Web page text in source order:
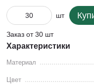
шт
Заказ от 30 шт
Характеристики
Материал
Цвет